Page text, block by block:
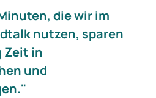
die wir im
nutzen, sparen
Zeit in
und